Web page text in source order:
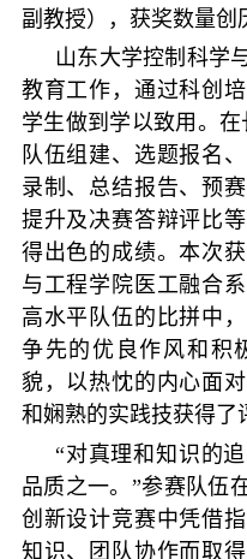
副教授），获奖数量创
山东大学控制科学
教育工作，通过科创
学生做到学以致用。
队伍组建、选题报名
录制、总结报告、预
提升及决赛答辩评比
得出色的成绩。本次
与工程学院医工融合
高水平队伍的比拼中
争先的优良作风和积
貌，以热忱的内心面
和娴熟的实践技获得了
“对真理和知识的
品质之一。”参赛队伍
创新设计竞赛中凭借
知识、团队协作而取